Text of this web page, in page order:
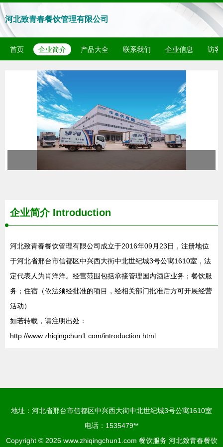
河北致青春餐饮管理有限公司
首页 企业简介 产品大全 联系我们 企业信息 访客
企业简介 Introduction
河北致青春餐饮管理有限公司成立于2016年09月23日，注册地位
于河北省邢台市信都区中兴西大街中北世纪城3号公寓1610室，法
定代表人为肖洋洋。经营范围包括承接管理国内酒店业务；餐饮服
务；住宿（依法须经批准的项目，经相关部门批准后方可开展经营
活动）
如若转载，请注明出处：
http://www.zhiqingchun1.com/introduction.html
地址：河北省邢台市信都区中兴西大街中北世纪城3号公寓1610室
电话：1535479**
Copyright © 2026 www.zhiqingchun1.com 餐饮服务 河北致青春餐饮